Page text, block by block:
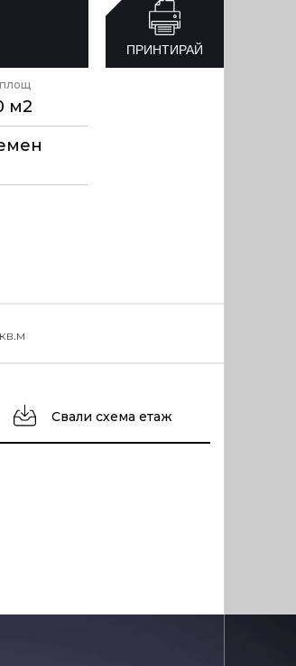
м2
ПРИНТИРАЙ
Свали схема етаж